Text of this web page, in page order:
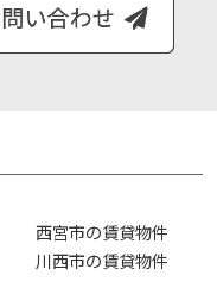
西宮市の賃貸物件
川西市の賃貸物件